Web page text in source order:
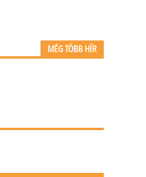
MÉG TÖBB HÍR